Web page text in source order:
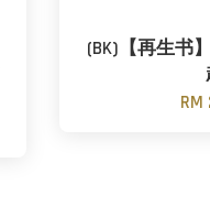
(BK)【再生书
RM